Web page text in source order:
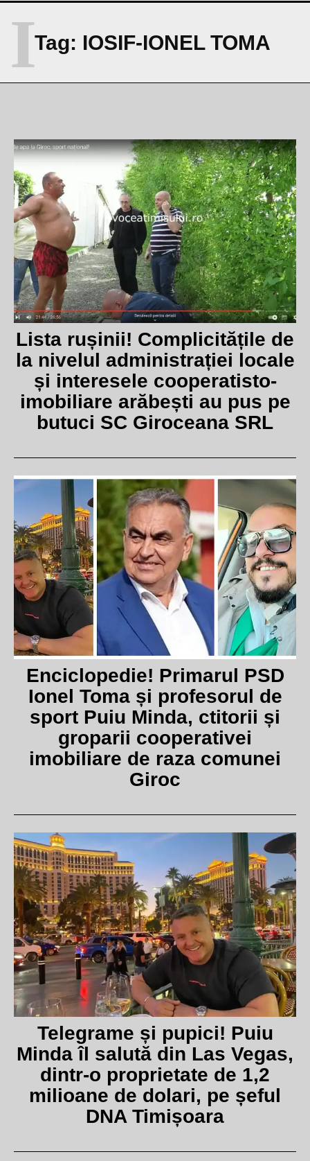
Tag: IOSIF-IONEL TOMA
I
Lista rușinii! Complicitățile de
la nivelul administrației locale
și interesele cooperatisto-
imobiliare arăbești au pus pe
butuci SC Giroceana SRL
Enciclopedie! Primarul PSD
Ionel Toma și profesorul de
sport Puiu Minda, ctitorii și
groparii cooperativei
imobiliare de raza comunei
Giroc
Telegrame și pupici! Puiu
Minda îl salută din Las Vegas,
dintr-o proprietate de 1,2
milioane de dolari, pe șeful
DNA Timișoara